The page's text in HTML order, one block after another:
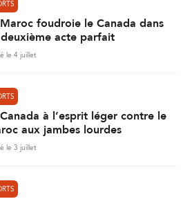
foudroie le Canada dans
acte parfait
le 4 juillet
à l’esprit léger contre le
aux jambes lourdes
le 3 juillet